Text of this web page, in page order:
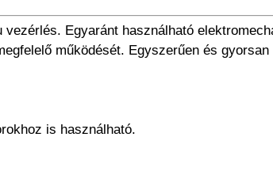
Egyaránt használható
működését. Egyszerűen és
is használható.